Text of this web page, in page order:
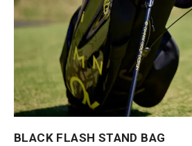
BLACK FLASH STAND BAG